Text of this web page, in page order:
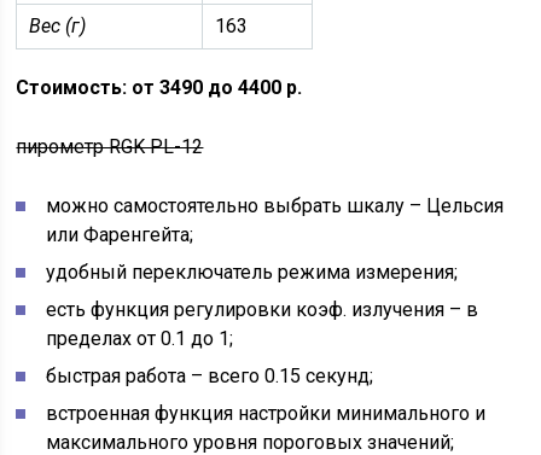
Вес (г)
163
Стоимость: от 3490 до 4400 р.
пирометр RGK PL-12
можно самостоятельно выбрать шкалу – Цельсия
или Фаренгейта;
удобный переключатель режима измерения;
есть функция регулировки коэф. излучения – в
пределах от 0.1 до 1;
быстрая работа – всего 0.15 секунд;
встроенная функция настройки минимального и
максимального уровня пороговых значений;